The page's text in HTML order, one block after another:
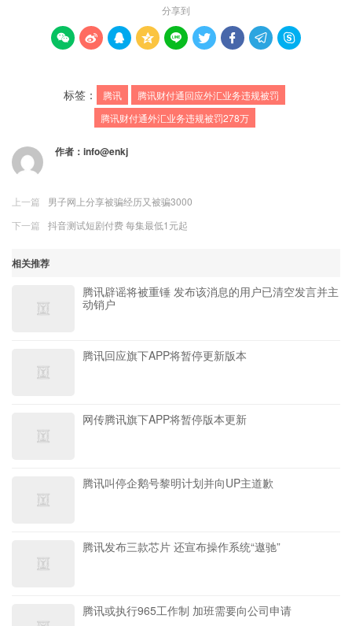
分享到
        
标签： 腾讯
腾讯财付通回应外汇业务违规被罚
腾讯财付通外汇业务违规被罚278万
作者： info@enkj
上一篇
男子网上分享被骗经历又被骗3000
下一篇
抖音测试短剧付费 每集最低1元起
相关推荐
腾讯辟谣将被重锤 发布该消息的用户已清空发言并主
动销户
腾讯回应旗下APP将暂停更新版本
网传腾讯旗下APP将暂停版本更新
腾讯叫停企鹅号黎明计划并向UP主道歉
腾讯发布三款芯片 还宣布操作系统“遨驰”
腾讯或执行965工作制 加班需要向公司申请